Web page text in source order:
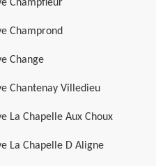
Champfleur
Champrond
Change
Chantenay Villedieu
La Chapelle Aux Choux
La Chapelle D Aligne